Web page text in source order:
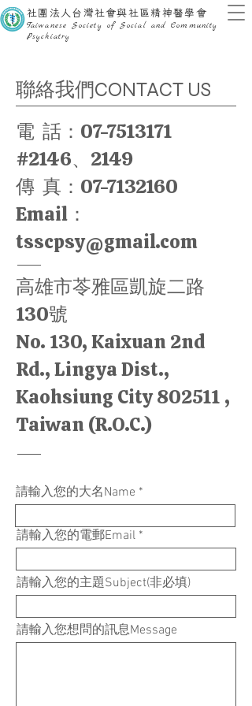
社團法人台灣社會與社區精神醫學會
Taiwanese Society of Social and Community
Psychiatry
聯絡我們CONTACT US
電 話：07-7513171
#2146、2149
傳 真：07-7132160
Email：
tsscpsy@gmail.com
​高雄市苓雅區凱旋二路
130號
No. 130, Kaixuan 2nd
Rd., Lingya Dist.,
Kaohsiung City 802511 ,
Taiwan (R.O.C.)
請輸入您的大名Name
請輸入您的電郵Email
請輸入您的主題Subject(非必填)
請輸入您想問的訊息Message